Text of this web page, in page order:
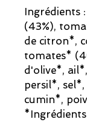
Ingrédients
(43%),
de citron*,
tomates*
d'olive*,
persil*,
cumin*,